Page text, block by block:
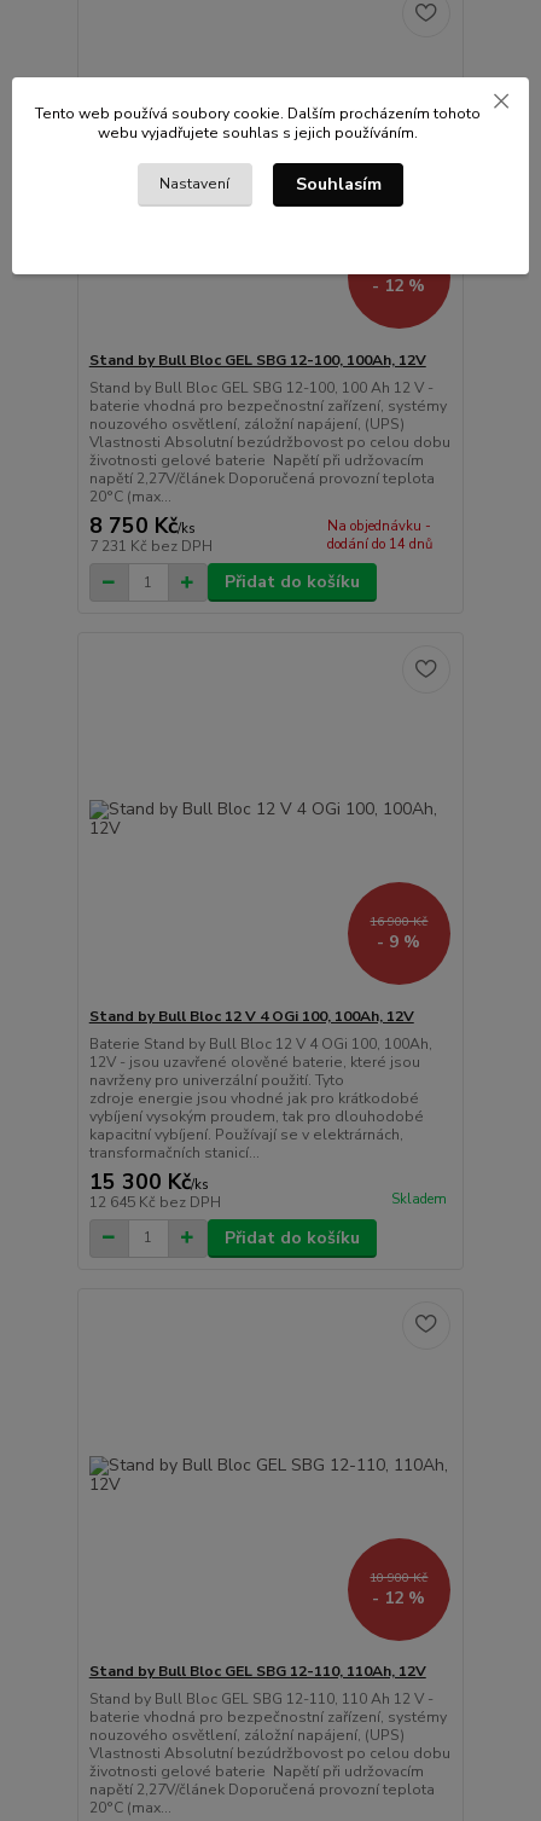
- 12 %
Stand by Bull Bloc GEL SBG 12-100, 100Ah, 12V
Stand by Bull Bloc GEL SBG 12-100, 100 Ah 12 V -
baterie vhodná pro bezpečnostní zařízení, systémy
nouzového osvětlení, záložní napájení, (UPS)
Vlastnosti Absolutní bezúdržbovost po celou dobu
životnosti gelové baterie Napětí při udržovacím
napětí 2,27V/článek Doporučená provozní teplota
20°C (max...
8 750 Kč/ks
7 231 Kč bez DPH
Na objednávku -
dodání do 14 dnů
Přidat do košíku
16 900 Kč
- 9 %
Stand by Bull Bloc 12 V 4 OGi 100, 100Ah, 12V
Baterie Stand by Bull Bloc 12 V 4 OGi 100, 100Ah,
12V - jsou uzavřené olověné baterie, které jsou
navrženy pro univerzální použití. Tyto
zdroje energie jsou vhodné jak pro krátkodobé
vybíjení vysokým proudem, tak pro dlouhodobé
kapacitní vybíjení. Používají se v elektrárnách,
transformačních stanicí...
15 300 Kč/ks
12 645 Kč bez DPH Skladem
Přidat do košíku
10 900 Kč
- 12 %
Stand by Bull Bloc GEL SBG 12-110, 110Ah, 12V
Stand by Bull Bloc GEL SBG 12-110, 110 Ah 12 V -
baterie vhodná pro bezpečnostní zařízení, systémy
nouzového osvětlení, záložní napájení, (UPS)
Vlastnosti Absolutní bezúdržbovost po celou dobu
životnosti gelové baterie Napětí při udržovacím
napětí 2,27V/článek Doporučená provozní teplota
20°C (max...
Tento web používá soubory cookie. Dalším procházením tohoto
webu vyjadřujete souhlas s jejich používáním.
Nastavení Souhlasím